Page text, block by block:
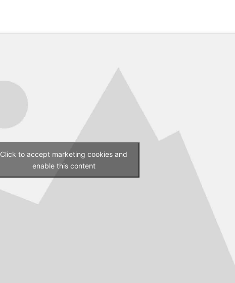
Click to accept marketing cookies and
enable this content